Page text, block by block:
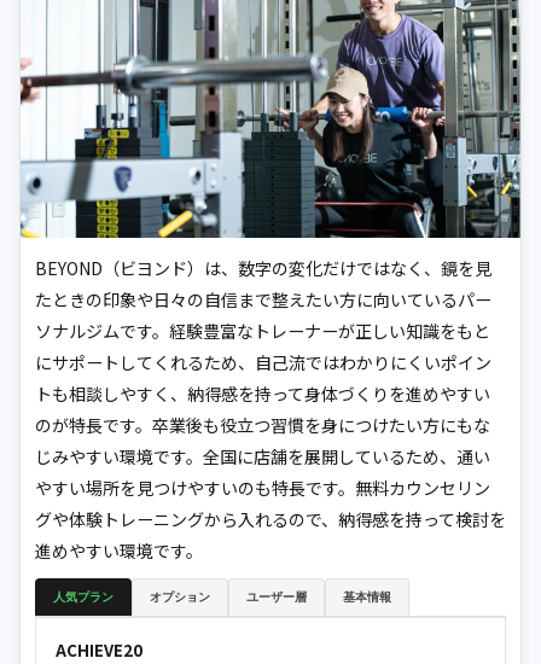
BEYOND（ビヨンド）は、数字の変化だけではなく、鏡を見
たときの印象や日々の自信まで整えたい方に向いているパー
ソナルジムです。経験豊富なトレーナーが正しい知識をもと
にサポートしてくれるため、自己流ではわかりにくいポイン
トも相談しやすく、納得感を持って身体づくりを進めやすい
のが特長です。卒業後も役立つ習慣を身につけたい方にもな
じみやすい環境です。全国に店舗を展開しているため、通い
やすい場所を見つけやすいのも特長です。無料カウンセリン
グや体験トレーニングから入れるので、納得感を持って検討を
進めやすい環境です。
人気プラン オプション ユーザー層 基本情報
ACHIEVE20